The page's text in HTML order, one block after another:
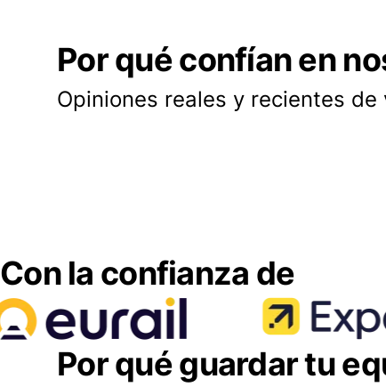
Por qué confían en
Opiniones reales y recientes
Con la confianza de
Por qué guardar tu